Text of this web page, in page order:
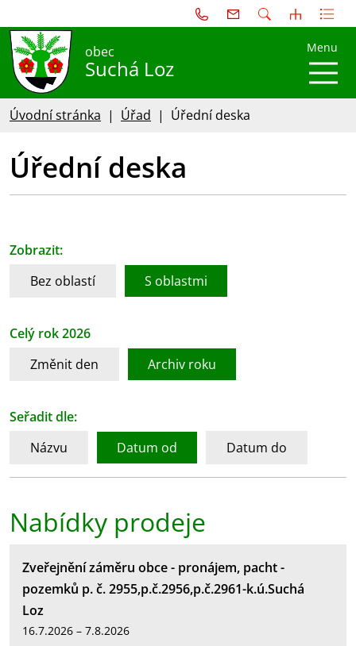
obec
Suchá Loz
Menu
Úvodní stránka Úřad Úřední deska
Úřední deska
Zobrazit:
Bez oblastí
S oblastmi
Celý rok 2026
Změnit den
Archiv roku
Seřadit dle:
Názvu
Datum od Datum do
Nabídky prodeje
Zveřejnění záměru obce - pronájem, pacht -
pozemků p. č. 2955,p.č.2956,p.č.2961-k.ú.Suchá
Loz
16.7.2026 – 7.8.2026